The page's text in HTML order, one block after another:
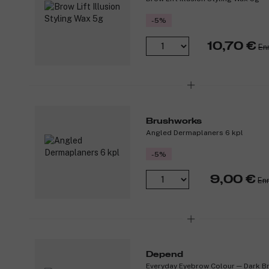
-5%
10,70 €
Brushworks
Angled Dermaplaners 6 kpl
-5%
9,00 €
Depend
Everyday Eyebrow Colour ─ Dark